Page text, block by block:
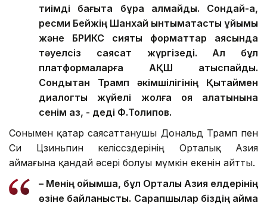
тиімді бағытқа бұра алмайды. Сондай-ақ,
ресми Бейжің Шанхай ынтымақтастық ұйымы
және БРИКС сияқты форматтар аясында
тәуелсіз саясат жүргізеді. Ал бұл
платформаларға АҚШ қатыспайды.
Сондықтан Трамп әкімшілігінің Қытаймен
диалогты жүйелі жолға қоя алатынына
сенім аз, - деді Ф.Толипов.
Сонымен қатар саясаттанушы Дональд Трамп пен
Си Цзиньпин келіссөздерінің Орталық Азия
аймағына қандай әсері болуы мүмкін екенін айтты.
– Менің ойымша, бұл Орталық Азия елдерінің
өзіне байланысты. Сарапшылар біздің аймақ